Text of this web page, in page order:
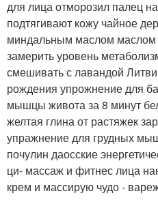
для лица отморозил палец
подтягивают кожу чайное
миндальным маслом
замерить уровень
смешивать с лавандой
рождения упрожнение для
мышцы живота за 8 минут
желтая глина от растяжек
упражнение для грудных
почулин даосские
ци- массаж и фитнес лица
крем и массирую чудо -